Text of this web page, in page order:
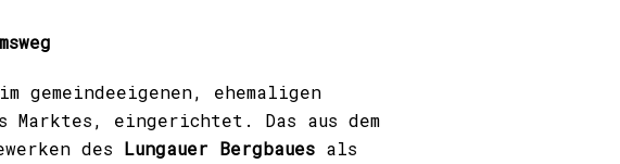
im gemeindeeigenen, ehemaligen
Marktes, eingerichtet. Das aus dem
des Lungauer Bergbaues als